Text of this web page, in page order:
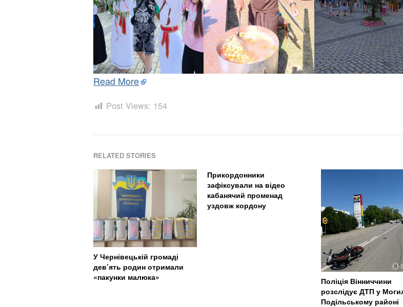
Read More
Post Views: 154
RELATED STORIES
У Чернівецькій громаді
дев’ять родин отримали
«пакунки малюка»
Прикордонники
зафіксували на відео
кабанячий променад
уздовж кордону
Поліція Вінниччини
розслідує ДТП у
Подільському районі